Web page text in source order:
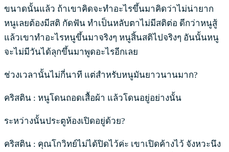
ขนาดนั้นแล้ว ถ้าเขาคิดจะทำอะไรขึ้นมาคิดว่าไม่น่ายาก
หนูเลยต้องมีสติ กัดฟัน ทำเป็นหลับตาไม่มีสติต่อ ดีกว่าหนูสู้
แล้วเขาทำอะไรหนูขึ้นมาจริงๆ หนูสิ้นสติไปจริงๆ อันนั้นหนู
จะไม่มีวันได้ลุกขึ้นมาพูดอะไรอีกเลย
ช่วงเวลานั้นไม่กี่นาที แต่สำหรับหนูมันยาวนานมาก?
คริสติน : หนูโดนถอดเสื้อผ้า แล้วโดนอยู่อย่างนั้น
ระหว่างนั้นประตูห้องเปิดอยู่ด้วย?
คริสติน : คุณโกวิทย์ไม่ได้ปิดไว้ค่ะ เขาเปิดค้างไว้ จังหวะนึง